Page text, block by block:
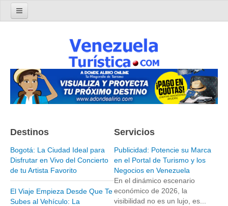
Turismo en Venezuela
Parques Nacionales de Venezuela
Parque Nacional Archipiélago Los Roques
Parque Nacional Canaima
Parque Nacional Henri Pittier y Choroní
Parque Nacional La Cueva del Guácharo
Parque Nacional Laguna de Tacarigua
Parque Nacional Los Médanos de Coro
Parque Nacional Mochima
Destinos
Bogotá: La Ciudad Ideal para
Disfrutar en Vivo del Concierto
de tu Artista Favorito
El Viaje Empieza Desde Que Te
Subes al Vehículo: La
Servicios
Publicidad: Potencie su Marca
en el Portal de Turismo y los
Negocios en Venezuela
En el dinámico escenario
económico de 2026, la
visibilidad no es un lujo, es...